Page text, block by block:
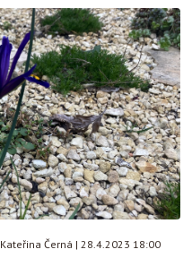
Kateřina Černá | 28.4.2023 18:00